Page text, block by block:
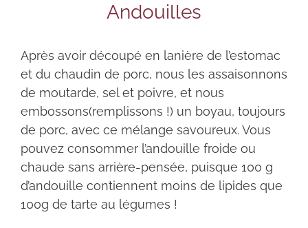
Andouilles
Après avoir découpé en lanière de l’estomac
et du chaudin de porc, nous les assaisonnons
de moutarde, sel et poivre, et nous
embossons(remplissons !) un boyau, toujours
de porc, avec ce mélange savoureux. Vous
pouvez consommer l’andouille froide ou
chaude sans arrière-pensée, puisque 100 g
d’andouille contiennent moins de lipides que
100g de tarte au légumes !